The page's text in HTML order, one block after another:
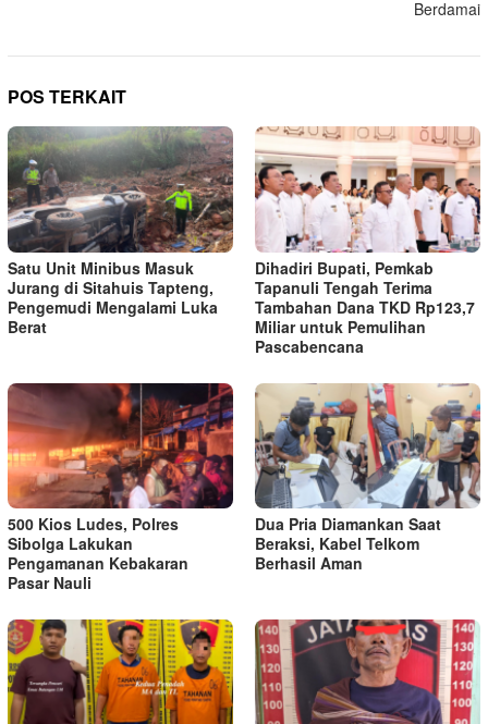
Berdamai
POS TERKAIT
Satu Unit Minibus Masuk
Jurang di Sitahuis Tapteng,
Pengemudi Mengalami Luka
Berat
Dihadiri Bupati, Pemkab
Tapanuli Tengah Terima
Tambahan Dana TKD Rp123,7
Miliar untuk Pemulihan
Pascabencana
500 Kios Ludes, Polres
Sibolga Lakukan
Pengamanan Kebakaran
Pasar Nauli
Dua Pria Diamankan Saat
Beraksi, Kabel Telkom
Berhasil Aman